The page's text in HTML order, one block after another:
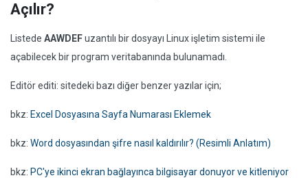
Açılır?
Listede AAWDEFuzantılı bir dosyayı Linux işletim sistemi ile
açabilecek bir program veritabanında bulunamadı.
Editör editi: sitedeki bazı diğer benzer yazılar için;
bkz: Excel Dosyasına Sayfa Numarası Eklemek
bkz: Word dosyasından şifre nasıl kaldırılır? (Resimli Anlatım)
bkz: PC'ye ikinci ekran bağlayınca bilgisayar donuyor ve kitleniyor